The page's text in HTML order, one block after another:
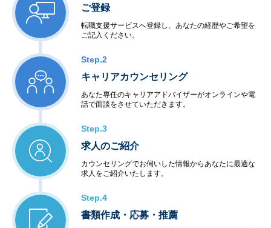
ご登録
転職支援サービスへ登録し、あなたの経歴やご希望を
ご記入ください。
Step.2
キャリアカウンセリング
あなた専任のキャリアアドバイザーがオンラインや電
話で面談をさせていただきます。
Step.3
求人のご紹介
カウンセリングでお伺いした情報からあなたに最適な
求人をご紹介いたします。
Step.4
書類作成・応募・推薦